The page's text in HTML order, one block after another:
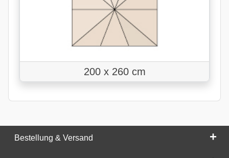
200 x 260 cm
Bestellung & Versand